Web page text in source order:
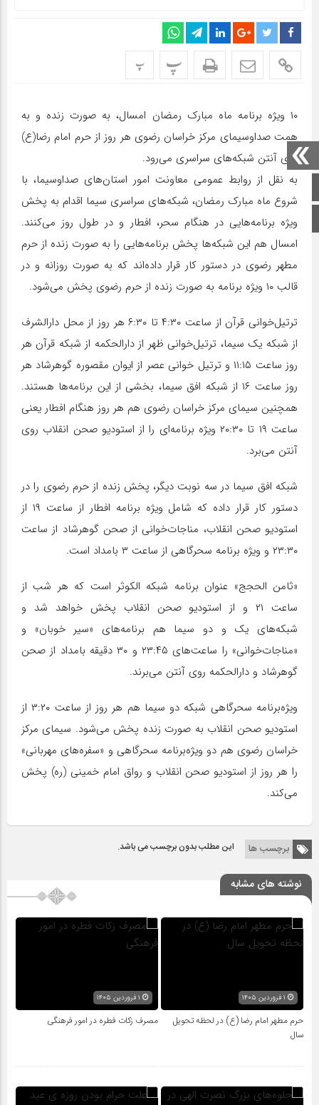
صفحه اصلی
اینستاگرام
پ پ
۱۰ ویژه برنامه ماه مبارک رمضان امسال، به صورت زنده و به
همت صداوسیمای مرکز خراسان رضوی هر روز از حرم امام رضا(ع)
روی آنتن شبکه‌های سراسری می‌رود.
به نقل از روابط عمومی معاونت امور استان‌های صداوسیما، با
شروع ماه مبارک رمضان، شبکه‌های سراسری سیما اقدام به پخش
ویژه برنامه‌هایی در هنگام سحر، افطار و در طول روز می‌کنند.
امسال هم این شبکه‌ها پخش برنامه‌هایی را به صورت زنده از حرم
مطهر رضوی در دستور کار قرار داده‌اند که به صورت روزانه و در
قالب ۱۰ ویژه برنامه به صورت زنده از حرم رضوی پخش می‌شود.
ترتیل‌خوانی قرآن از ساعت ۴:۳۰ تا ۶:۳۰ هر روز از محل دارالشرف
از شبکه یک سیما، ترتیل‌خوانی ظهر از دارالحکمه از شبکه قرآن هر
روز ساعت ۱۱:۱۵ و ترتیل خوانی عصر از ایوان مقصوره گوهرشاد هر
روز ساعت ۱۶ از شبکه افق سیما، بخشی از این برنامه‌ها هستند.
همچنین سیمای مرکز خراسان رضوی هم هر روز هنگام افطار یعنی
ساعت ۱۹ تا ۲۰:۳۰ ویژه برنامه‌ای را از استودیو صحن انقلاب روی
آنتن می‌برد.
شبکه افق سیما در سه نوبت دیگر، پخش زنده از حرم رضوی را در
دستور کار قرار داده که شامل ویژه برنامه افطار از ساعت ۱۹ از
استودیو صحن انقلاب، مناجات‌خوانی از صحن گوهرشاد از ساعت
۲۳:۳۰ و ویژه برنامه سحرگاهی از ساعت ۳ بامداد است.
«ثامن الحجج» عنوان برنامه شبکه الکوثر است که هر شب از
ساعت ۲۱ و از استودیو صحن انقلاب پخش خواهد شد و
شبکه‌های یک و دو سیما هم برنامه‌های «سیر خوبان» و
«مناجات‌خوانی» را ساعت‌های ۲۳:۴۵ و ۳۰ دقیقه بامداد از صحن
گوهرشاد و دارالحکمه روی آنتن می‌برند.
ویژه‌برنامه سحرگاهی شبکه دو سیما هم هر روز از ساعت ۳:۲۰ از
استودیو صحن انقلاب به صورت زنده پخش می‌شود. سیمای مرکز
خراسان رضوی هم دو ویژه‌برنامه سحرگاهی و «سفره‌های مهربانی»
را هر روز از استودیو صحن انقلاب و رواق امام خمینی (ره) پخش
می‌کند.
برچسب ها این مطلب بدون برچسب می باشد.
نوشته های مشابه
حرم مطهر امام رضا (ع) در لحظه تحویل
سال
مصرف زکات فطره در امور فرهنگی